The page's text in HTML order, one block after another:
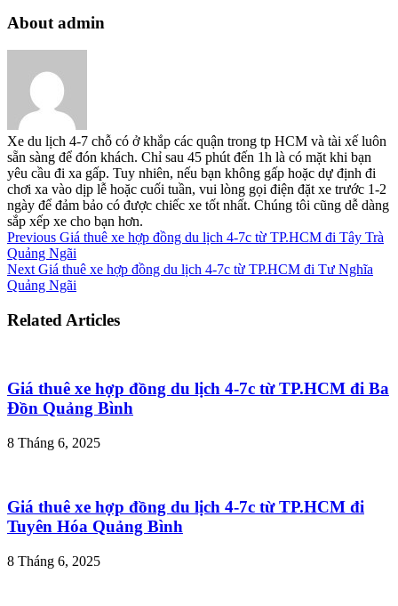
About admin
Xe du lịch 4-7 chỗ có ở khắp các quận trong tp HCM và tài xế luôn
sẵn sàng để đón khách. Chỉ sau 45 phút đến 1h là có mặt khi bạn
yêu cầu đi xa gấp. Tuy nhiên, nếu bạn không gấp hoặc dự định đi
chơi xa vào dịp lễ hoặc cuối tuần, vui lòng gọi điện đặt xe trước 1-2
ngày để đảm bảo có được chiếc xe tốt nhất. Chúng tôi cũng dễ dàng
sắp xếp xe cho bạn hơn.
Previous Giá thuê xe hợp đồng du lịch 4-7c từ TP.HCM đi Tây Trà
Quảng Ngãi
Next Giá thuê xe hợp đồng du lịch 4-7c từ TP.HCM đi Tư Nghĩa
Quảng Ngãi
Related Articles
Giá thuê xe hợp đồng du lịch 4-7c từ TP.HCM đi Ba
Đồn Quảng Bình
8 Tháng 6, 2025
Giá thuê xe hợp đồng du lịch 4-7c từ TP.HCM đi
Tuyên Hóa Quảng Bình
8 Tháng 6, 2025